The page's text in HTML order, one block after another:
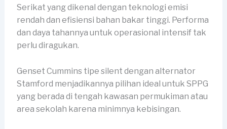
Serikat yang dikenal dengan teknologi emisi
rendah dan efisiensi bahan bakar tinggi. Performa
dan daya tahannya untuk operasional intensif tak
perlu diragukan.
Genset Cummins tipe silent dengan alternator
Stamford menjadikannya pilihan ideal untuk SPPG
yang berada di tengah kawasan permukiman atau
area sekolah karena minimnya kebisingan.